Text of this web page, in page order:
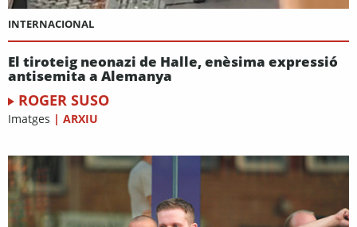
INTERNACIONAL
El tiroteig neonazi de Halle, enèsima expressió
antisemita a Alemanya
ROGER SUSO
Imatges | ARXIU